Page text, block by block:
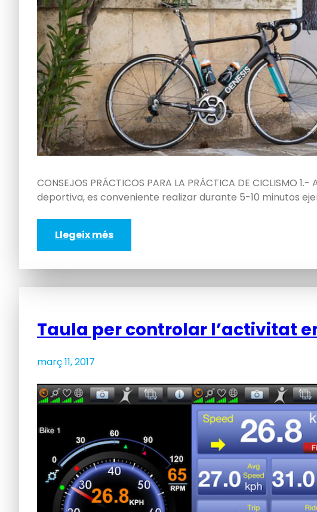
CONSEJOS PRÁCTICOS PARA LA PRÁCTICA DE
deportiva, es conveniente realizar durante 5-10 minutos
Llegeix més
Taula per controlar l’activitat
març 11, 2017